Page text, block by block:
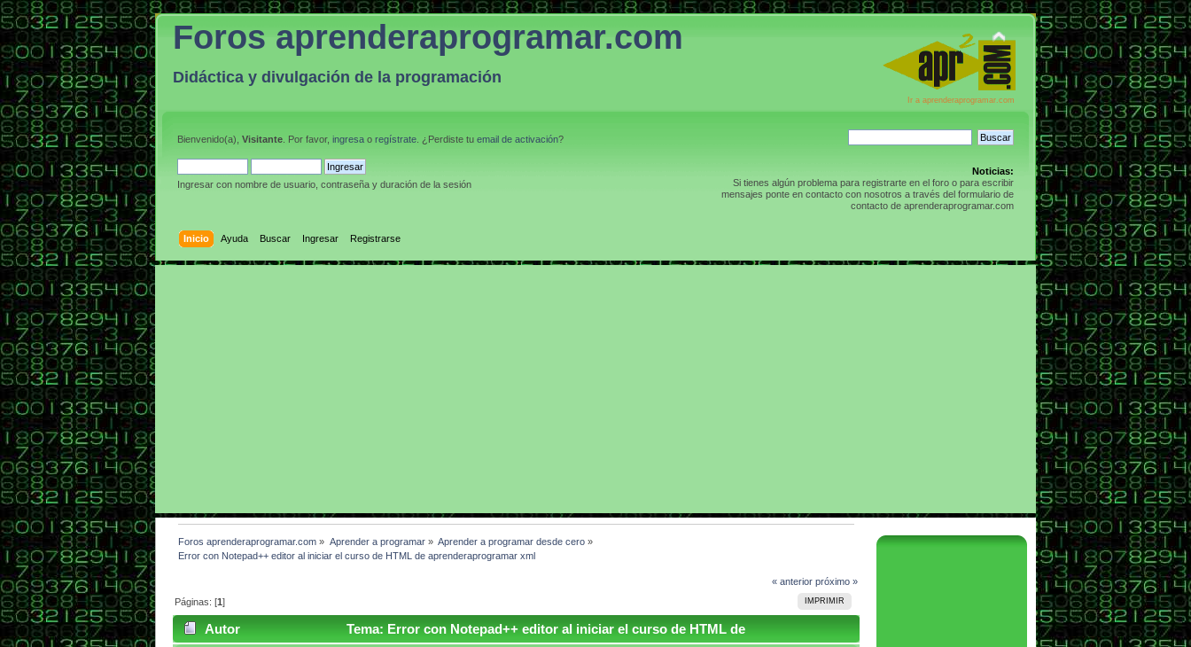
Foros aprenderaprogramar.com
Didáctica y divulgación de la programación
Ir a aprenderaprogramar.com
Bienvenido(a), Visitante . Por favor, ingresa o regístrate . ¿Perdiste tu email de activación?
Ingresar con nombre de usuario, contraseña y duración de la sesión
Noticias:
Si tienes algún problema para registrarte en el foro o para escribir
mensajes ponte en contacto con nosotros a través del formulario de
contacto de aprenderaprogramar.com
Inicio Ayuda Buscar Ingresar Registrarse
Foros aprenderaprogramar.com » Aprender a programar» Aprender a programar desde cero»
Error con Notepad++ editor al iniciar el curso de HTML de aprenderaprogramar xml
« anterior próximo »
IMPRIMIR
Páginas: [1]
Autor
Tema: Error con Notepad++ editor al iniciar el curso de HTML de